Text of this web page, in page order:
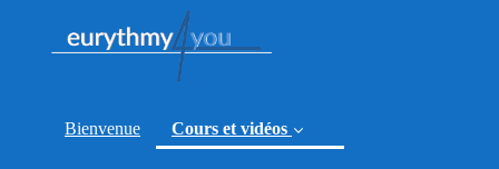
Bienvenue Cours et vidéos